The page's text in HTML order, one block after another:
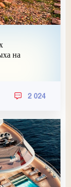
на
2 024